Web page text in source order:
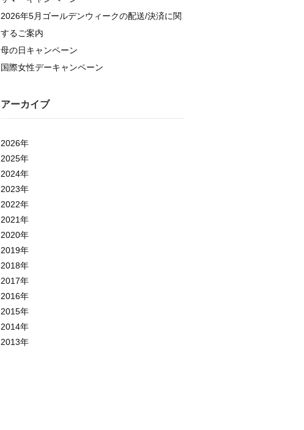
2026年5月ゴールデンウィークの配送/決済に関
するご案内
母の日キャンペーン
国際女性デーキャンペーン
アーカイブ
2026年
2025年
2024年
2023年
2022年
2021年
2020年
2019年
2018年
2017年
2016年
2015年
2014年
2013年